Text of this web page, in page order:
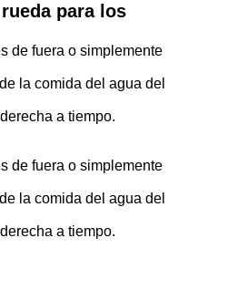
para los
de fuera o simplemente
la comida del agua del
a tiempo.
de fuera o simplemente
la comida del agua del
a tiempo.